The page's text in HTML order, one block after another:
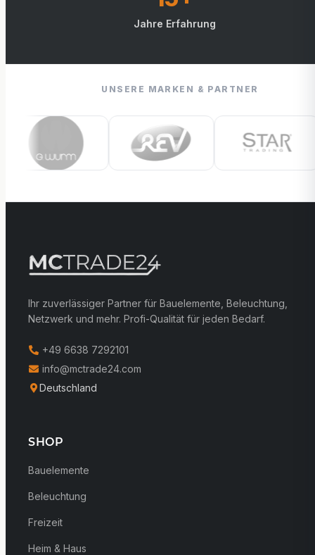
Jahre Erfahrung
UNSERE MARKEN & PARTNER
Ihr zuverlässiger Partner für Bauelemente, Beleuchtung,
Netzwerk und mehr. Profi-Qualität für jeden Bedarf.
+49 6638 7292101
info@mctrade24.com
Deutschland
SHOP
Bauelemente
Beleuchtung
Freizeit
Heim & Haus